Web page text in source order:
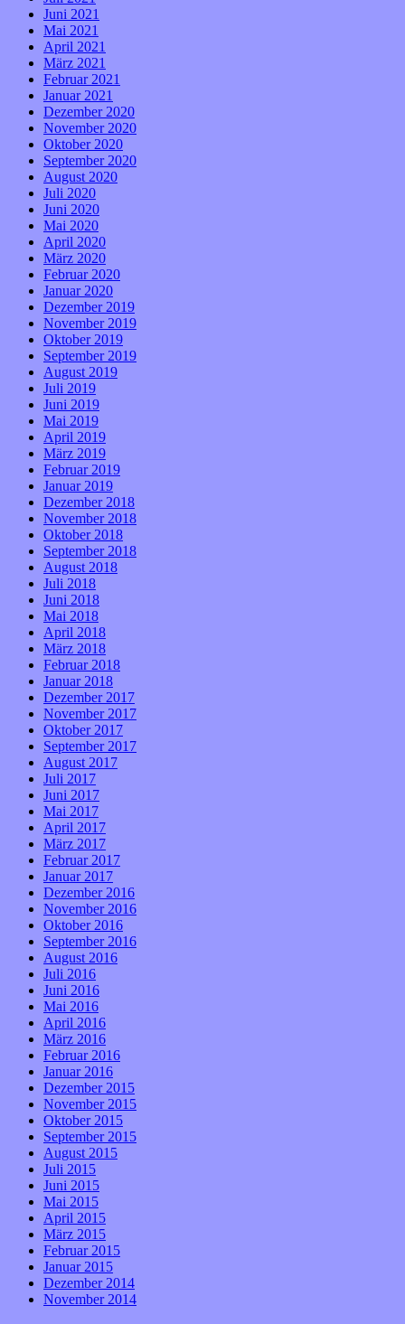
Juni 2021
Mai 2021
April 2021
März 2021
Februar 2021
Januar 2021
Dezember 2020
November 2020
Oktober 2020
September 2020
August 2020
Juli 2020
Juni 2020
Mai 2020
April 2020
März 2020
Februar 2020
Januar 2020
Dezember 2019
November 2019
Oktober 2019
September 2019
August 2019
Juli 2019
Juni 2019
Mai 2019
April 2019
März 2019
Februar 2019
Januar 2019
Dezember 2018
November 2018
Oktober 2018
September 2018
August 2018
Juli 2018
Juni 2018
Mai 2018
April 2018
März 2018
Februar 2018
Januar 2018
Dezember 2017
November 2017
Oktober 2017
September 2017
August 2017
Juli 2017
Juni 2017
Mai 2017
April 2017
März 2017
Februar 2017
Januar 2017
Dezember 2016
November 2016
Oktober 2016
September 2016
August 2016
Juli 2016
Juni 2016
Mai 2016
April 2016
März 2016
Februar 2016
Januar 2016
Dezember 2015
November 2015
Oktober 2015
September 2015
August 2015
Juli 2015
Juni 2015
Mai 2015
April 2015
März 2015
Februar 2015
Januar 2015
Dezember 2014
November 2014